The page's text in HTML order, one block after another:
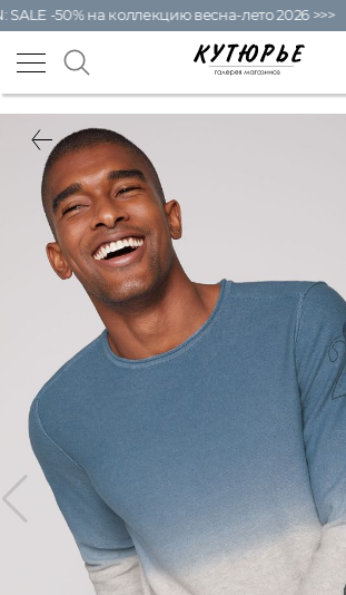
-50% на коллекцию весна-лето 2026 >>>